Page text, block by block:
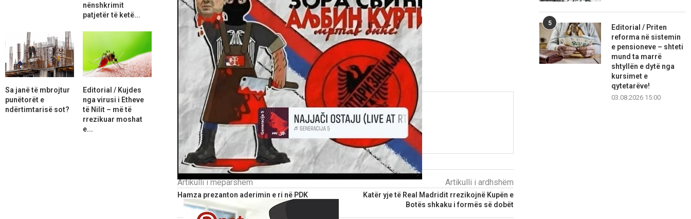
Artikulli i mëparshëm
Hamza prezanton aderimin e ri në PDK
Artikulli i ardhshëm
Katër yje të Real Madridit rrezikojnë Kupën e
Botës shkaku i formës së dobët
5
Editorial / Priten
reforma në sistemin
e pensioneve – shteti
mund ta marrë
shtyllën e dytë nga
kursimet e
qytetarëve!
03.08.2026 15:00
nënshkrimit
patjetër të ketë...
Sa janë të mbrojtur
punëtorët e
ndërtimtarisë sot?
Editorial / Kujdes
nga virusi i Etheve
të Nilit – më të
rrezikuar moshat
e...